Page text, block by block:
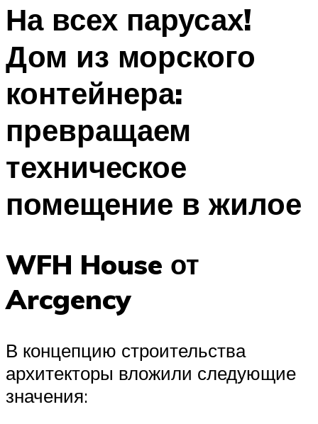
На всех парусах!
Дом из морского
контейнера:
превращаем
техническое
помещение в жилое
WFH House от
Arcgency
В концепцию строительства
архитекторы вложили следующие
значения: